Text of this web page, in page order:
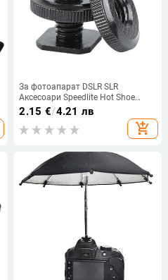
За фотоапарат DSLR SLR
Аксесоари Speedlite Hot Shoe
Mount Аксесоар Двойна гайка
Адаптер за светкавица с 1/4"
винт с резба
2.15 €/4.21 лв
add_shopping_cart